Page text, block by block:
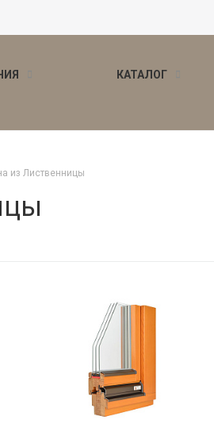
КАТАЛОГ
из Лиственницы